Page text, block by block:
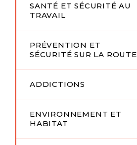
SANTÉ ET SÉCURITÉ AU
TRAVAIL
PRÉVENTION ET
SÉCURITÉ SUR LA ROUTE
ADDICTIONS
ENVIRONNEMENT ET
HABITAT